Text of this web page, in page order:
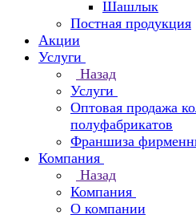
Шашлык
Постная продукция
Акции
Услуги
Назад
Услуги
Оптовая продажа
полуфабрикатов
Франшиза
Компания
Назад
Компания
О компании